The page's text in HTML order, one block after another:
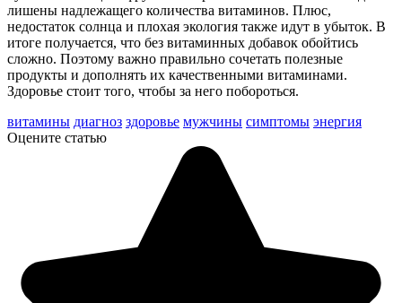
лишены надлежащего количества витаминов. Плюс,
недостаток солнца и плохая экология также идут в убыток. В
итоге получается, что без витаминных добавок обойтись
сложно. Поэтому важно правильно сочетать полезные
продукты и дополнять их качественными витаминами.
Здоровье стоит того, чтобы за него побороться.
витамины диагноз здоровье мужчины симптомы энергия
Оцените статью